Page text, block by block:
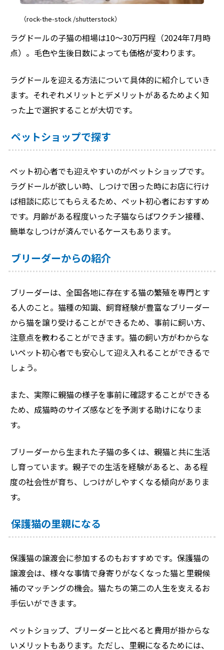
（rock-the-stock /shutterstock）
ラグドールの子猫の相場は10～30万円程（2024年7月時
点）。毛色や生後日数によっても価格が変わります。
ラグドールを迎える方法について具体的に紹介していき
ます。それぞれメリットとデメリットがあるためよく知
った上で選択することが大切です。
ペットショップで探す
ペット初心者でも迎えやすいのがペットショップです。
ラグドールが欲しい時、しつけで困った時にお店に行け
ば相談に応じてもらえるため、ペット初心者におすすめ
です。月齢がある程度いった子猫ならばワクチン接種、
簡単なしつけが済んでいるケースもあります。
ブリーダーからの紹介
ブリーダーは、全国各地に存在する猫の繁殖を専門とす
る人のこと。猫種の知識、飼育経験が豊富なブリーダー
から猫を譲り受けることができるため、事前に飼い方、
注意点を教わることができます。猫の飼い方がわからな
いペット初心者でも安心して迎え入れることができるで
しょう。
また、実際に親猫の様子を事前に確認することができる
ため、成猫時のサイズ感などを予測する助けになりま
す。
ブリーダーから生まれた子猫の多くは、親猫と共に生活
し育っています。親子での生活を経験があると、ある程
度の社会性が育ち、しつけがしやすくなる傾向がありま
す。
保護猫の里親になる
保護猫の譲渡会に参加するのもおすすめです。保護猫の
譲渡会は、様々な事情で身寄りがなくなった猫と里親候
補のマッチングの機会。猫たちの第二の人生を支えるお
手伝いができます。
ペットショップ、ブリーダーと比べると費用が掛からな
いメリットもあります。ただし、里親になるためには、